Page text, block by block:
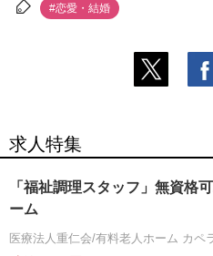
#恋愛・結婚
求人特集
「福祉調理スタッフ」無資格
ーム
医療法人重仁会/有料老人ホーム カペ